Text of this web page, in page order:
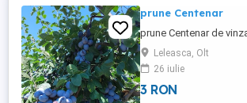
prune Centenar
prune Centenar de
Leleasca, Olt
26 iulie
3 RON